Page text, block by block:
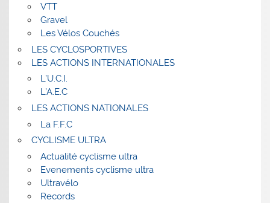
VTT
Gravel
Les Vélos Couchés
LES CYCLOSPORTIVES
LES ACTIONS INTERNATIONALES
L’U.C.I.
L’A.E.C
LES ACTIONS NATIONALES
La F.F.C
CYCLISME ULTRA
Actualité cyclisme ultra
Evenements cyclisme ultra
Ultravélo
Records